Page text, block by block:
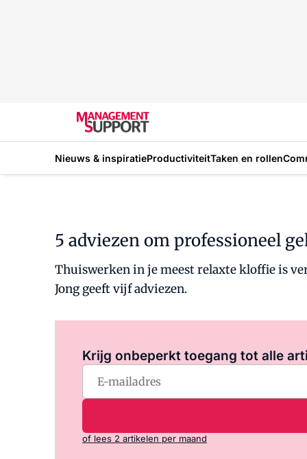
Nieuws & inspiratieProductiviteitTaken en rollen
5 adviezen om professioneel
Thuiswerken in je meest relaxte kloffie is
Jong geeft vijf adviezen.
Krijg onbeperkt toegang tot alle
of lees 2 artikelen per maand